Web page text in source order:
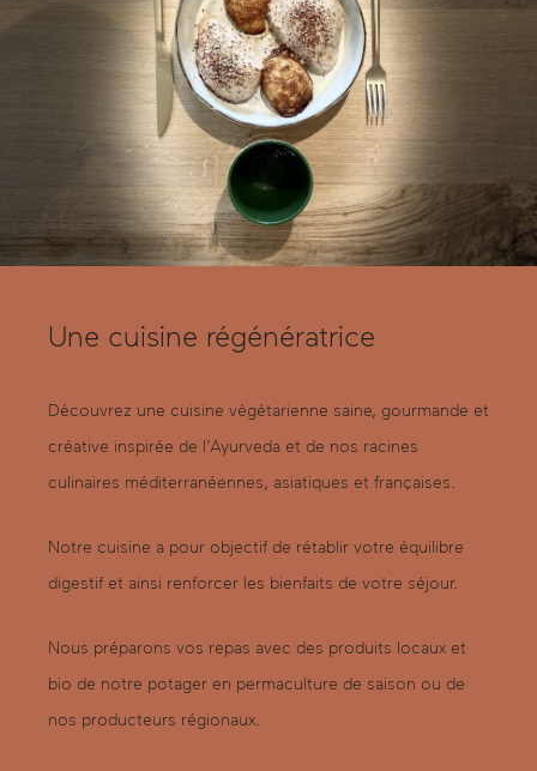
Une cuisine régénératrice
Découvrez une cuisine végétarienne saine, gourmande et
créative inspirée de l’Ayurveda et de nos racines
culinaires méditerranéennes, asiatiques et françaises.
Notre cuisine a pour objectif de rétablir votre équilibre
digestif et ainsi renforcer les bienfaits de votre séjour.
Nous préparons vos repas avec des produits locaux et
bio de notre potager en permaculture de saison ou de
nos producteurs régionaux.